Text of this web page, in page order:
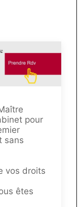
pour
sans
vos droits
êtes